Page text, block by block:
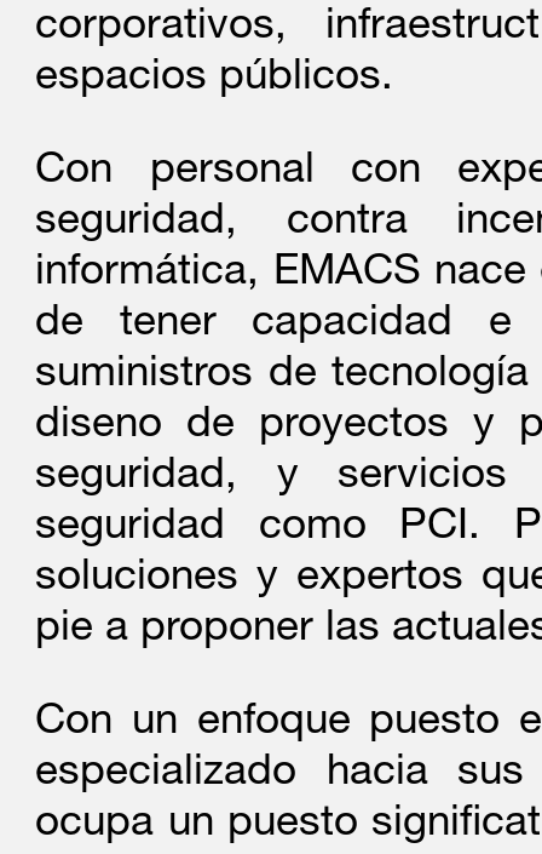
corporativos,
espacios públicos.
Con personal con
seguridad, contra
informática, EMACS
de tener capacidad e
suministros de
diseno de proyectos y
seguridad, y
seguridad como PCI.
soluciones y expertos
pie a proponer las
Con un enfoque puesto
especializado hacia
ocupa un puesto